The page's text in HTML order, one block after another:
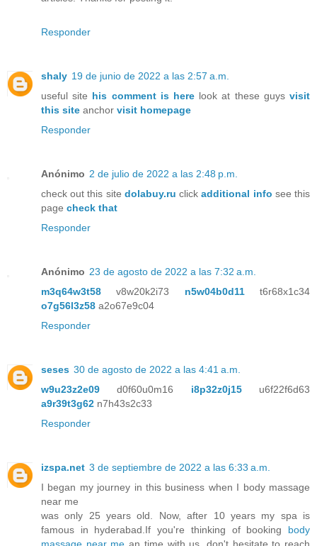
Responder
shaly 19 de junio de 2022 a las 2:57 a.m.
useful site his comment is here look at these guysvisit
this site anchor visit homepage
Responder
Anónimo 2 de julio de 2022 a las 2:48 p.m.
check out this site dolabuy.ru clickadditional info see this
page check that
Responder
Anónimo 23 de agosto de 2022 a las 7:32 a.m.
m3q64w3t58v8w20k2i73 n5w04b0d11t6r68x1c34
o7g56l3z58 a2o67e9c04
Responder
seses 30 de agosto de 2022 a las 4:41 a.m.
w9u23z2e09 d0f60u0m16 i8p32z0j15u6f22f6d63
a9r39t3g62 n7h43s2c33
Responder
izspa.net 3 de septiembre de 2022 a las 6:33 a.m.
I began my journey in this business when I body massage
near me
was only 25 years old. Now, after 10 years my spa is
famous in hyderabad.If you're thinking of booking body